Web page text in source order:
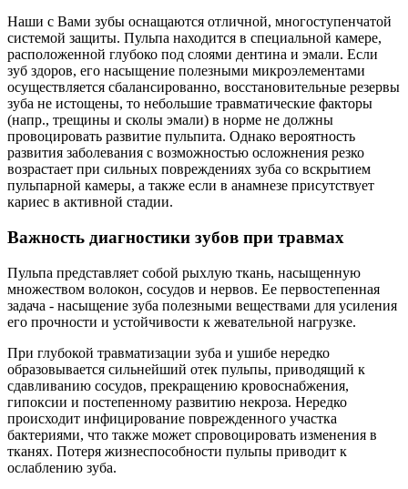
Наши с Вами зубы оснащаются отличной, многоступенчатой
системой защиты. Пульпа находится в специальной камере,
расположенной глубоко под слоями дентина и эмали. Если
зуб здоров, его насыщение полезными микроэлементами
осуществляется сбалансированно, восстановительные резервы
зуба не истощены, то небольшие травматические факторы
(напр., трещины и сколы эмали) в норме не должны
провоцировать развитие пульпита. Однако вероятность
развития заболевания с возможностью осложнения резко
возрастает при сильных повреждениях зуба со вскрытием
пульпарной камеры, а также если в анамнезе присутствует
кариес в активной стадии.
Важность диагностики зубов при травмах
Пульпа представляет собой рыхлую ткань, насыщенную
множеством волокон, сосудов и нервов. Ее первостепенная
задача - насыщение зуба полезными веществами для усиления
его прочности и устойчивости к жевательной нагрузке.
При глубокой травматизации зуба и ушибе нередко
образовывается сильнейший отек пульпы, приводящий к
сдавливанию сосудов, прекращению кровоснабжения,
гипоксии и постепенному развитию некроза. Нередко
происходит инфицирование поврежденного участка
бактериями, что также может спровоцировать изменения в
тканях. Потеря жизнеспособности пульпы приводит к
ослаблению зуба.